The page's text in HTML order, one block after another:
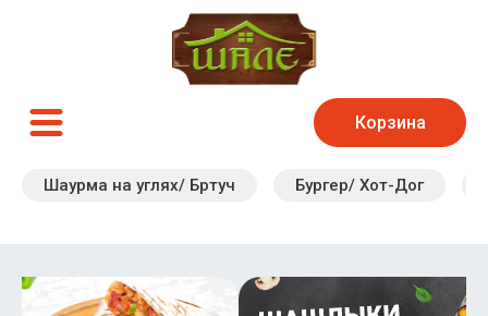
Корзина
Шаурма на углях/ Бртуч Бургер/ Хот-Дог